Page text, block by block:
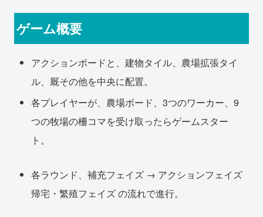
ゲーム概要
アクションボードと、建物タイル、農場拡張タイ
ル、厩その他を中央に配置。
各プレイヤーが、農場ボード、3つのワーカー、9
つの牧場の柵コマを受け取ったらゲームスター
ト。
各ラウンド、補充フェイズ → アクションフェイズ
帰宅・繁殖フェイズ の流れで進行。